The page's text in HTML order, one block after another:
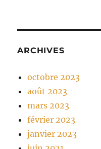
ARCHIVES
octobre 2023
août 2023
mars 2023
février 2023
janvier 2023